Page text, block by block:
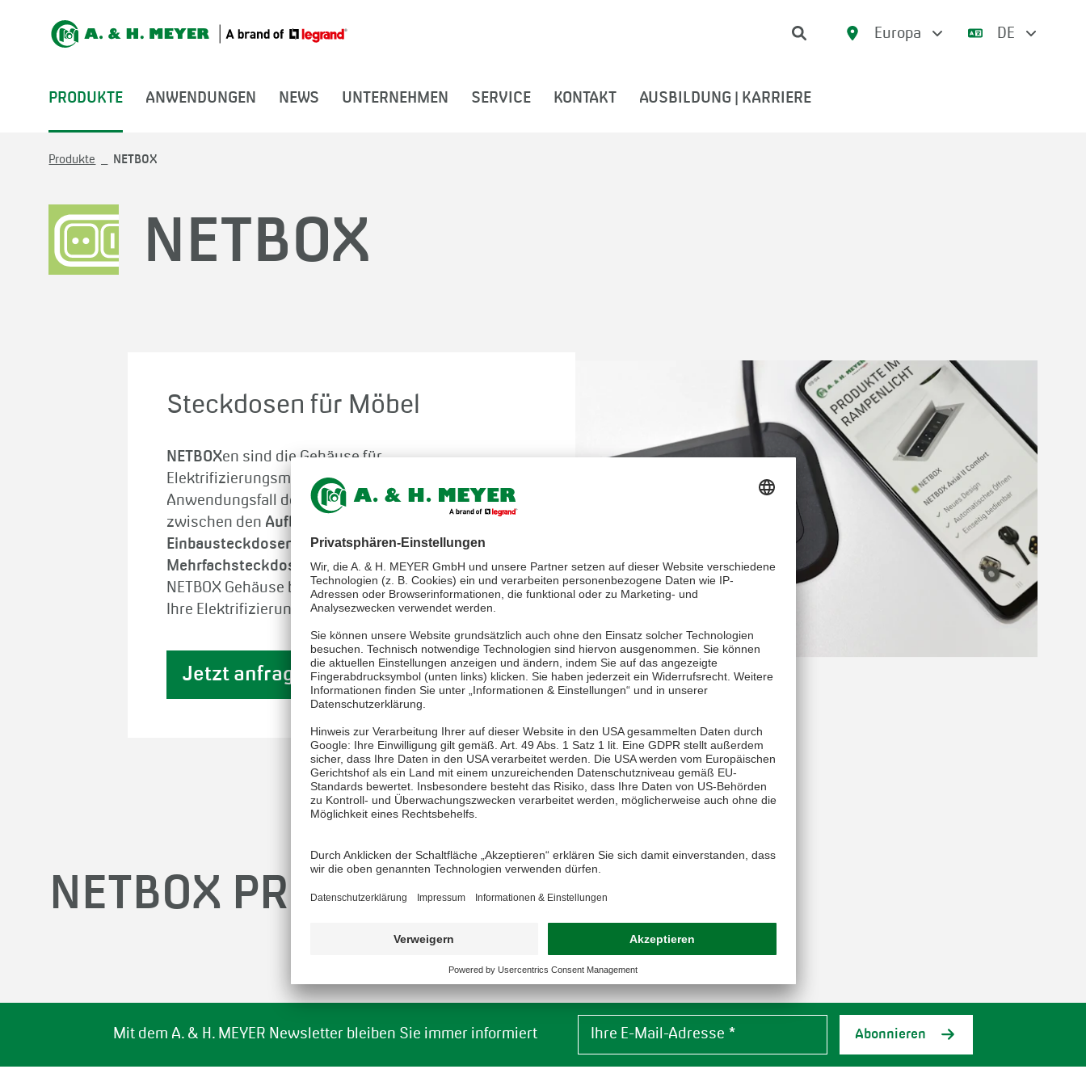
Europa DE
PRODUKTE ANWENDUNGEN NEWS UNTERNEHMEN SERVICE KONTAKT AUSBILDUNG | KARRIERE
Produkte NETBOX
NETBOX
Steckdosen für Möbel
NETBOXen sind die Gehäuse für
Elektrifizierungsmodule in
Anwendungsfall der Steckdosen imMöbel,kann
zwischen den Aufbausteckdosen,
Einbausteckdosen, Sondersteckdosen oder
Mehrfachsteckdosengewählt werden. Das jeweilige
NETBOX Gehäuse bietet genau den Vorteil, den Sie für
Ihre Elektrifizierung benötigen.
Jetzt anfragen
NETBOX PRODUKTÜBERSICHT
Mit dem A. & H. MEYER Newsletter bleiben Sie immer informiert Abonnieren